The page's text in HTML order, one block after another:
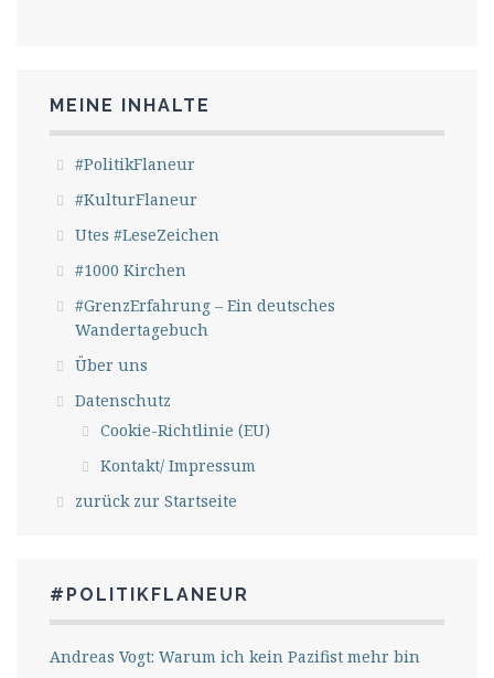
MEINE INHALTE
#PolitikFlaneur
#KulturFlaneur
Utes #LeseZeichen
#1000 Kirchen
#GrenzErfahrung – Ein deutsches
Wandertagebuch
Über uns
Datenschutz
Cookie-Richtlinie (EU)
Kontakt/ Impressum
zurück zur Startseite
#POLITIKFLANEUR
Andreas Vogt: Warum ich kein Pazifist mehr bin